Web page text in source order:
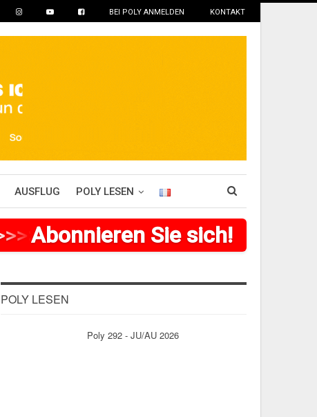
BEI POLY ANMELDEN KONTAKT
AUSFLUG POLY LESEN
>>>>>>>>>>
Abonnieren Sie sich!
POLY LESEN
Poly 292 - JU/AU 2026